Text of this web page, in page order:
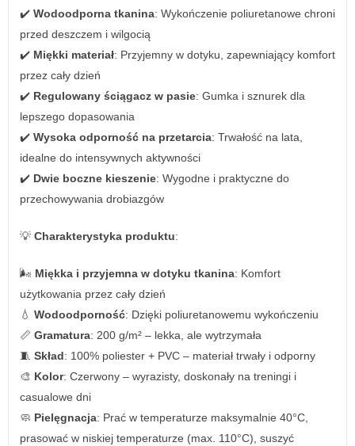
✔️ Wodoodporna tkanina: Wykończenie poliuretanowe chroni
przed deszczem i wilgocią
✔️ Miękki materiał: Przyjemny w dotyku, zapewniający komfort
przez cały dzień
✔️ Regulowany ściągacz w pasie: Gumka i sznurek dla
lepszego dopasowania
✔️ Wysoka odporność na przetarcia: Trwałość na lata,
idealne do intensywnych aktywności
✔️ Dwie boczne kieszenie: Wygodne i praktyczne do
przechowywania drobiazgów
💡 Charakterystyka produktu:
🌬️ Miękka i przyjemna w dotyku tkanina: Komfort
użytkowania przez cały dzień
💧 Wodoodporność: Dzięki poliuretanowemu wykończeniu
📏 Gramatura: 200 g/m² – lekka, ale wytrzymała
🧵 Skład: 100% poliester + PVC – materiał trwały i odporny
🎨 Kolor: Czerwony – wyrazisty, doskonały na treningi i
casualowe dni
🧼 Pielęgnacja: Prać w temperaturze maksymalnie 40°C,
prasować w niskiej temperaturze (max. 110°C), suszyć